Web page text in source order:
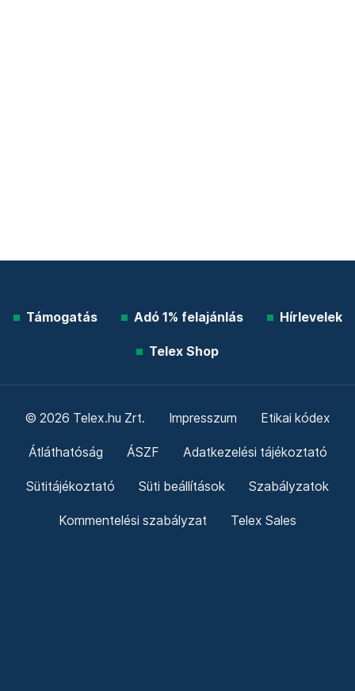
Támogatás Adó 1% felajánlás Hírlevelek
Telex Shop
© 2026 Telex.hu Zrt. Impresszum Etikai kódex
Átláthatóság ÁSZF Adatkezelési tájékoztató
Sütitájékoztató Süti beállítások Szabályzatok
Kommentelési szabályzat Telex Sales